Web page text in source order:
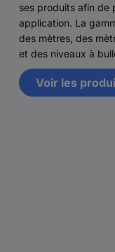
ses produits afin de
application. La
des mètres, des
et des niveaux à
Voir les